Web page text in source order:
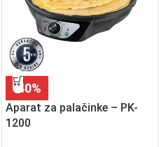
-40%
Aparat za palačinke – PK-
1200